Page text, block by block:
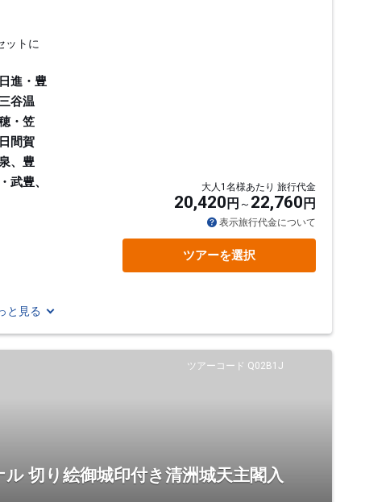
ットに
進・豊
谷温
・笠
間賀
、豊
武豊、
大人1名様あたり 旅行代金
20,420 円 22,760 円
表示旅行代金について
ツアーを選択
と見る
ツアーコード Q02B1J
切り絵御城印付き清洲城天主閣入